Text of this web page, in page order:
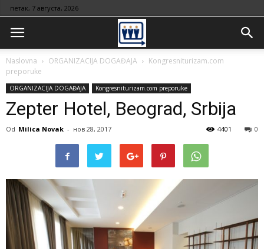
петак, 7 августа, 2026
Naslovna ORGANIZACIJA DOGAĐAJA
Kongresniturizam.com
preporuke
ORGANIZACIJA DOGAĐAJA Kongresniturizam.com preporuke
Zepter Hotel, Beograd, Srbija
Od Milica Novak - нов 28, 2017 0
4401